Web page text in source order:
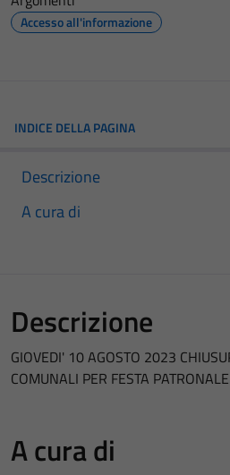
Accesso all'informazione
INDICE DELLA PAGINA
Descrizione
A cura di
Descrizione
GIOVEDI' 10 AGOSTO 2023
COMUNALI PER FESTA
A cura di